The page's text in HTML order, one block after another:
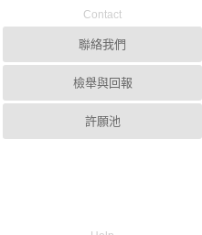
Contact
聯絡我們
檢舉與回報
許願池